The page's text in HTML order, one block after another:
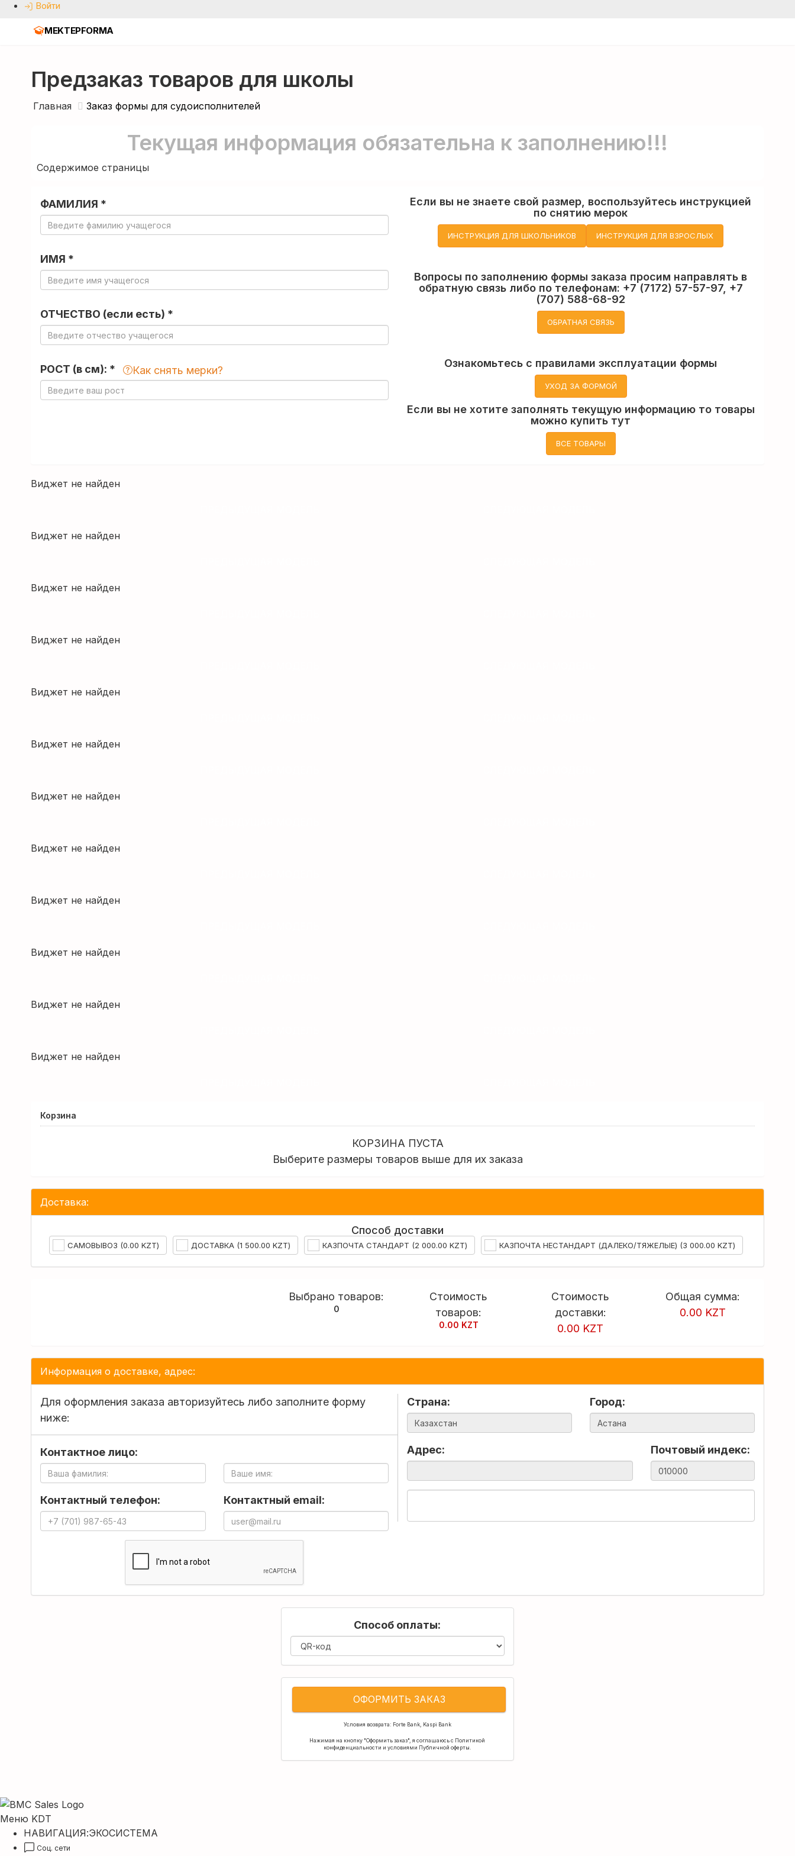
Войти
MEKTEPFORMA
Предзаказ товаров для школы
Главная Заказ формы для судоисполнителей
Текущая информация обязательна к заполнению!!!
Содержимое страницы
ФАМИЛИЯ *
ИМЯ *
ОТЧЕСТВО (если есть) *
РОСТ (в см): * Как снять мерки?
Если вы не знаете свой размер, воспользуйтесь инструкцией
по снятию мерок
ИНСТРУКЦИЯ ДЛЯ ШКОЛЬНИКОВ ИНСТРУКЦИЯ ДЛЯ ВЗРОСЛЫХ
Вопросы по заполнению формы заказа просим направлять в
обратную связь либо по телефонам: +7 (7172) 57-57-97, +7
(707) 588-68-92
ОБРАТНАЯ СВЯЗЬ
Ознакомьтесь с правилами эксплуатации формы
УХОД ЗА ФОРМОЙ
Если вы не хотите заполнять текущую информацию то товары
можно купить тут
ВСЕ ТОВАРЫ
Виджет не найден
Виджет не найден
Виджет не найден
Виджет не найден
Виджет не найден
Виджет не найден
Виджет не найден
Виджет не найден
Виджет не найден
Виджет не найден
Виджет не найден
Виджет не найден
Корзина
КОРЗИНА ПУСТА
Выберите размеры товаров выше для их заказа
Доставка:
Способ доставки
САМОВЫВОЗ (0.00 KZT) ДОСТАВКА (1 500.00 KZT) КАЗПОЧТА СТАНДАРТ (2 000.00 KZT) КАЗПОЧТА НЕСТАНДАРТ (ДАЛЕКО/ТЯЖЕЛЫЕ) (3 000.00 KZT)
Выбрано товаров:
0
Стоимость
товаров:
0.00 KZT
Стоимость
доставки:
0.00 KZT
Общая сумма:
0.00 KZT
Информация о доставке, адрес:
Для оформления заказа авторизуйтесь либо заполните форму
ниже:
Контактное лицо:
Контактный телефон: Контактный email:
Страна: Город:
Адрес: Почтовый индекс:
Способ оплаты:
ОФОРМИТЬ ЗАКАЗ
Условия возврата: Forte Bank, Kaspi Bank
Нажимая на кнопку "Оформить заказ", я соглашаюсь с Политикой
конфиденциальности и условиями Публичной оферты.
Меню KDT
НАВИГАЦИЯ:ЭКОСИСТЕМА
Соц. сети